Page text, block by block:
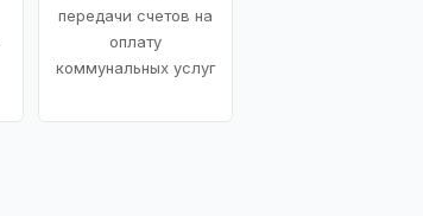
передачи счетов на
оплату
коммунальных услуг